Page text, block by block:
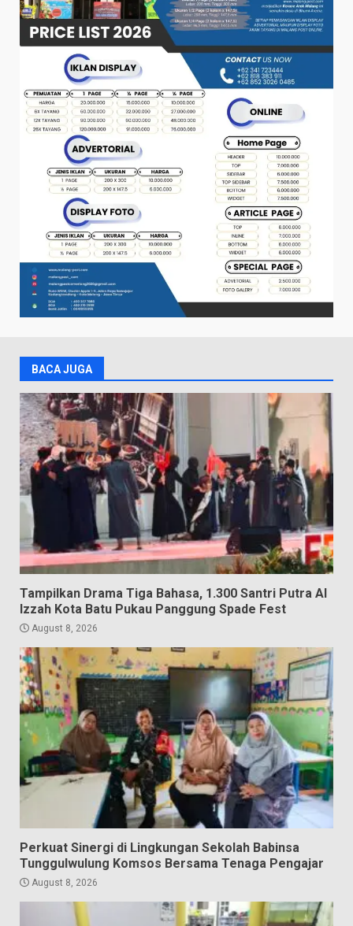
BACA JUGA
Tampilkan Drama Tiga Bahasa, 1.300 Santri Putra Al
Izzah Kota Batu Pukau Panggung Spade Fest
August 8, 2026
Perkuat Sinergi di Lingkungan Sekolah Babinsa
Tunggulwulung Komsos Bersama Tenaga Pengajar
August 8, 2026